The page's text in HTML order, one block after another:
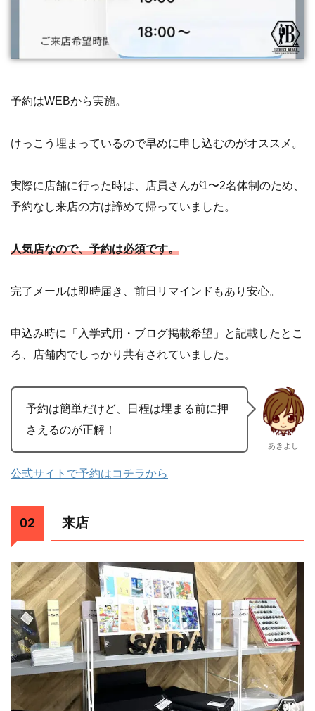
予約はWEBから実施。
けっこう埋まっているので早めに申し込むのがオススメ。
実際に店舗に行った時は、店員さんが1〜2名体制のため、
予約なし来店の方は諦めて帰っていました。
人気店なので、予約は必須です。
完了メールは即時届き、前日リマインドもあり安心。
申込み時に「入学式用・ブログ掲載希望」と記載したとこ
ろ、店舗内でしっかり共有されていました。
予約は簡単だけど、日程は埋まる前に押
さえるのが正解！
あきよし
公式サイトで予約はコチラから
来店